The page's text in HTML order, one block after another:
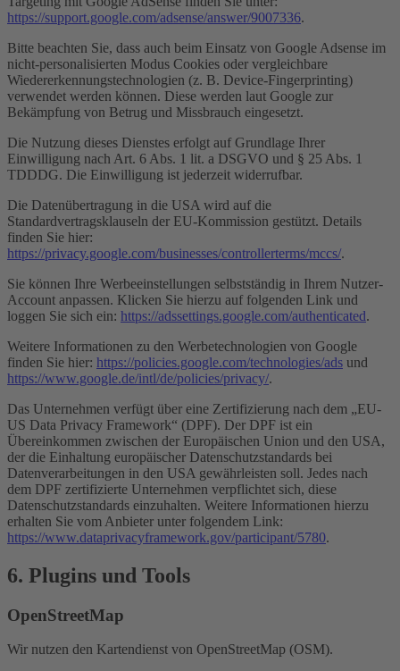
https://support.google.com/adsense/answer/9007336.
Bitte beachten Sie, dass auch beim Einsatz von Google Adsense im
nicht-personalisierten Modus Cookies oder vergleichbare
Wiedererkennungstechnologien (z. B. Device-Fingerprinting)
verwendet werden können. Diese werden laut Google zur
Bekämpfung von Betrug und Missbrauch eingesetzt.
Die Nutzung dieses Dienstes erfolgt auf Grundlage Ihrer
Einwilligung nach Art. 6 Abs. 1 lit. a DSGVO und § 25 Abs. 1
TDDDG. Die Einwilligung ist jederzeit widerrufbar.
Die Datenübertragung in die USA wird auf die
Standardvertragsklauseln der EU-Kommission gestützt. Details
finden Sie hier:
https://privacy.google.com/businesses/controllerterms/mccs/.
Sie können Ihre Werbeeinstellungen selbstständig in Ihrem Nutzer-
Account anpassen. Klicken Sie hierzu auf folgenden Link und
loggen Sie sich ein: https://adssettings.google.com/authenticated.
Weitere Informationen zu den Werbetechnologien von Google
finden Sie hier: https://policies.google.com/technologies/ads und
https://www.google.de/intl/de/policies/privacy/.
Das Unternehmen verfügt über eine Zertifizierung nach dem „EU-
US Data Privacy Framework“ (DPF). Der DPF ist ein
Übereinkommen zwischen der Europäischen Union und den USA,
der die Einhaltung europäischer Datenschutzstandards bei
Datenverarbeitungen in den USA gewährleisten soll. Jedes nach
dem DPF zertifizierte Unternehmen verpflichtet sich, diese
Datenschutzstandards einzuhalten. Weitere Informationen hierzu
erhalten Sie vom Anbieter unter folgendem Link:
https://www.dataprivacyframework.gov/participant/5780.
6. Plugins und Tools
OpenStreetMap
Wir nutzen den Kartendienst von OpenStreetMap (OSM).